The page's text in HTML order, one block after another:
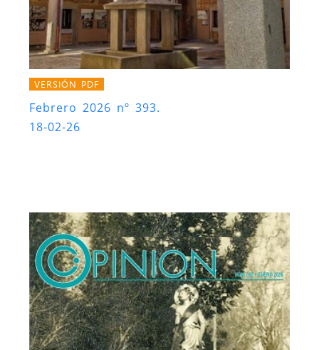
VERSIÓN PDF
Febrero 2026 nº 393.
18-02-26